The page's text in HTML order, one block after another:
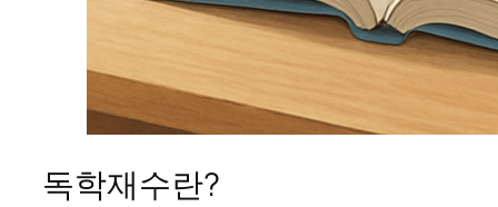
독학재수란?